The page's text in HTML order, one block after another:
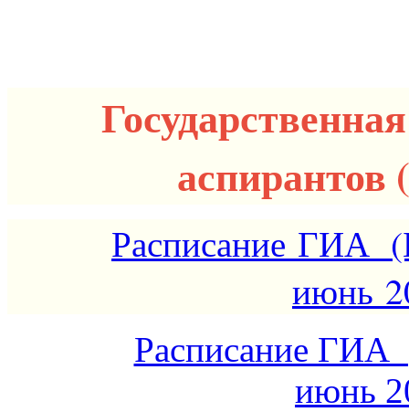
аспирантов
Расписание ГИА
июнь
Расписание ГИА
июнь